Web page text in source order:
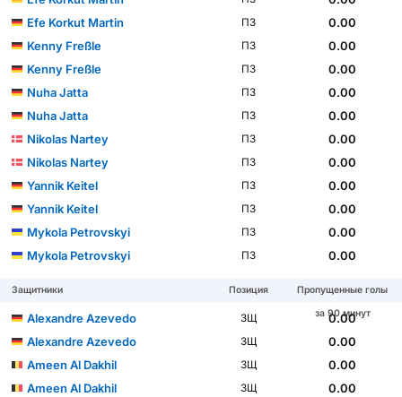
Efe Korkut Martin
ПЗ
0.00
Kenny Freßle
ПЗ
0.00
Kenny Freßle
ПЗ
0.00
Nuha Jatta
ПЗ
0.00
Nuha Jatta
ПЗ
0.00
Nikolas Nartey
ПЗ
0.00
Nikolas Nartey
ПЗ
0.00
Yannik Keitel
ПЗ
0.00
Yannik Keitel
ПЗ
0.00
Mykola Petrovskyi
ПЗ
0.00
Mykola Petrovskyi
ПЗ 0.00
Защитники Позиция
Пропущенные голы
за 90 минут
Alexandre Azevedo ЗЩ
0.00
Alexandre Azevedo
ЗЩ
0.00
Ameen Al Dakhil
ЗЩ
0.00
Ameen Al Dakhil
ЗЩ
0.00